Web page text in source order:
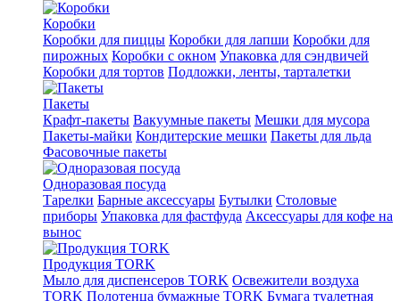
Коробки
Коробки для пиццы Коробки для лапши Коробки для
пирожных Коробки с окном Упаковка для сэндвичей
Коробки для тортов Подложки, ленты, тарталетки
Пакеты
Крафт-пакеты Вакуумные пакеты Мешки для мусора
Пакеты-майки Кондитерские мешки Пакеты для льда
Фасовочные пакеты
Одноразовая посуда
Тарелки Барные аксессуары Бутылки Столовые
приборы Упаковка для фастфуда Аксессуары для кофе на
вынос
Продукция TORK
Мыло для диспенсеров TORK Освежители воздуха
TORK Полотенца бумажные TORK Бумага туалетная